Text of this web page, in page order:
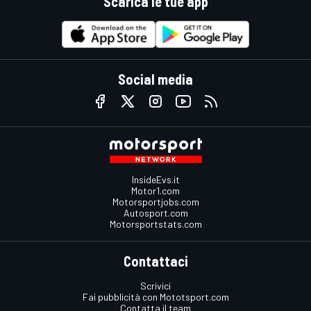
Social media
InsideEvs.it
Motor1.com
Motorsportjobs.com
Autosport.com
Motorsportstats.com
Contattaci
Scrivici
Fai pubblicità con Mototsport.com
Contatta il team